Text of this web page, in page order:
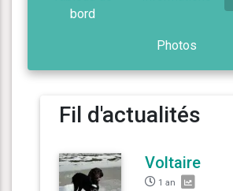
bord
Photos
Fil d'actualités
Voltaire
1 an